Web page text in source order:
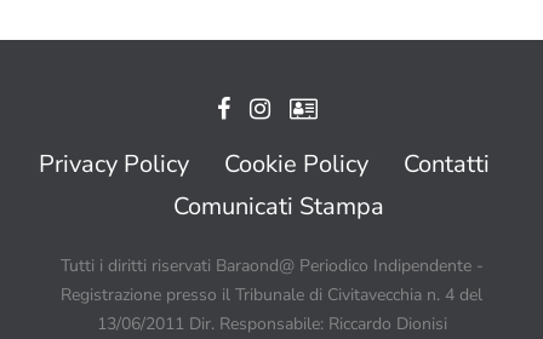
Privacy Policy Cookie Policy
Contatti
Comunicati Stampa
Tutti i diritti riservati Baraond@ Periodico Indipendente -
Registrazione presso il Tribunale di Civitavecchia n. 4 del
13/06/2011 Dir. Responsabile: Riccardo Dionisi